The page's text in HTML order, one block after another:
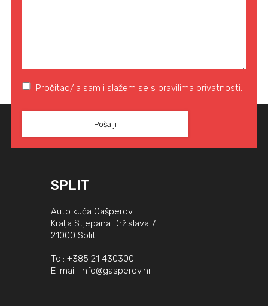
Pročitao/la sam i slažem se s pravilima privatnosti.
SPLIT
Auto kuća Gašperov
Kralja Stjepana Držislava 7
21000 Split
Tel: +385 21 430300
E-mail: info@gasperov.hr